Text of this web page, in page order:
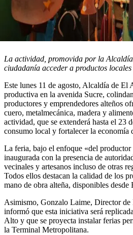
La actividad, promovida por la
ciudadanía acceder a productos
Este lunes 11 de agosto, Alcaldía de El
productiva en la avenida Sucre,
productores y emprendedores alteños
cuero, metalmecánica, madera y
actividad, que se extenderá hasta el 23
consumo local y fortalecer la economía
La feria, bajo el enfoque «del
inaugurada con la presencia de
vecinales y artesanos incluso de otras
Todos ellos destacan la calidad de los
mano de obra alteña, disponibles desde
Asimismo, Gonzalo Laime, Director
informó que esta iniciativa será
Alto y que se proyecta instalar ferias
la Terminal Metropolitana.